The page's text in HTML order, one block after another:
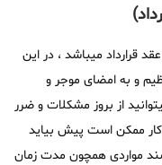
قرارداد میباشد ، در این
و به امضای موجر و
از بروز مشکلات و ضرر
کار ممکن است پیش بیاید
سند مواردی همچون مدت زمان